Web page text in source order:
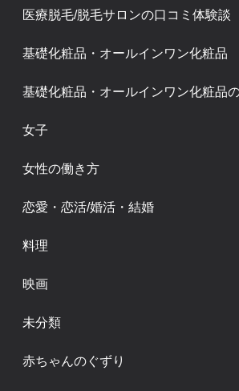
医療脱毛/脱毛サロンの口コミ体験談
基礎化粧品・オールインワン化粧品
基礎化粧品・オールインワン化粧品
女子
女性の働き方
恋愛・恋活/婚活・結婚
料理
映画
未分類
赤ちゃんのぐずり